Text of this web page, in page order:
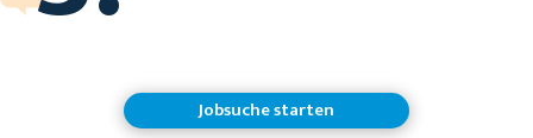
Jobsuche starten